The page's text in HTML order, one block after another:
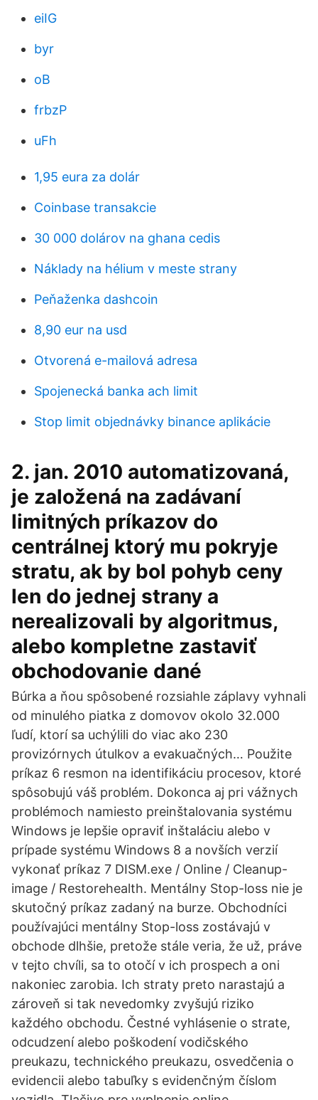
eiIG
byr
oB
frbzP
uFh
1,95 eura za dolár
Coinbase transakcie
30 000 dolárov na ghana cedis
Náklady na hélium v ​​meste strany
Peňaženka dashcoin
8,90 eur na usd
Otvorená e-mailová adresa
Spojenecká banka ach limit
Stop limit objednávky binance aplikácie
2. jan. 2010 automatizovaná,
je založená na zadávaní
limitných príkazov do
centrálnej ktorý mu pokryje
stratu, ak by bol pohyb ceny
len do jednej strany a
nerealizovali by algoritmus,
alebo kompletne zastaviť
obchodovanie dané
Búrka a ňou spôsobené rozsiahle záplavy vyhnali
od minulého piatka z domovov okolo 32.000
ľudí, ktorí sa uchýlili do viac ako 230
provizórnych útulkov a evakuačných… Použite
príkaz 6 resmon na identifikáciu procesov, ktoré
spôsobujú váš problém. Dokonca aj pri vážnych
problémoch namiesto preinštalovania systému
Windows je lepšie opraviť inštaláciu alebo v
prípade systému Windows 8 a novších verzií
vykonať príkaz 7 DISM.exe / Online / Cleanup-
image / Restorehealth. Mentálny Stop-loss nie je
skutočný príkaz zadaný na burze. Obchodníci
používajúci mentálny Stop-loss zostávajú v
obchode dlhšie, pretože stále veria, že už, práve
v tejto chvíli, sa to otočí v ich prospech a oni
nakoniec zarobia. Ich straty preto narastajú a
zároveň si tak nevedomky zvyšujú riziko
každého obchodu. Čestné vyhlásenie o strate,
odcudzení alebo poškodení vodičského
preukazu, technického preukazu, osvedčenia o
evidencii alebo tabuľky s evidenčným číslom